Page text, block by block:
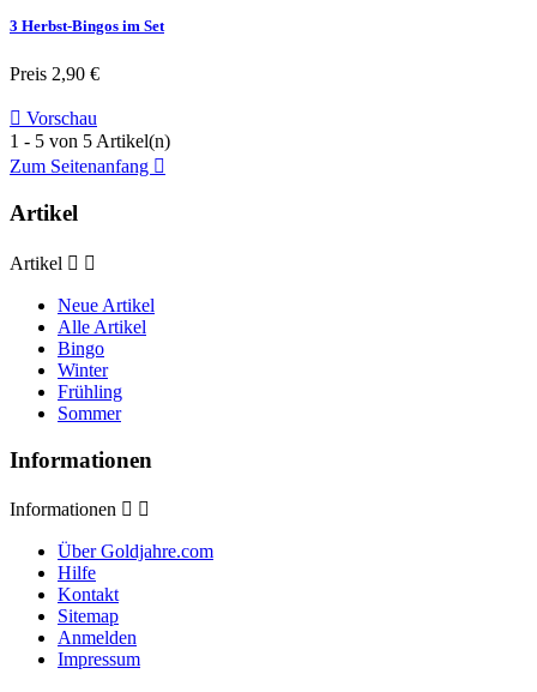
3 Herbst-Bingos im Set
Preis 2,90 €
 Vorschau
1 - 5 von 5 Artikel(n)
Zum Seitenanfang 
Artikel
Artikel  
Neue Artikel
Alle Artikel
Bingo
Winter
Frühling
Sommer
Informationen
Informationen  
Über Goldjahre.com
Hilfe
Kontakt
Sitemap
Anmelden
Impressum